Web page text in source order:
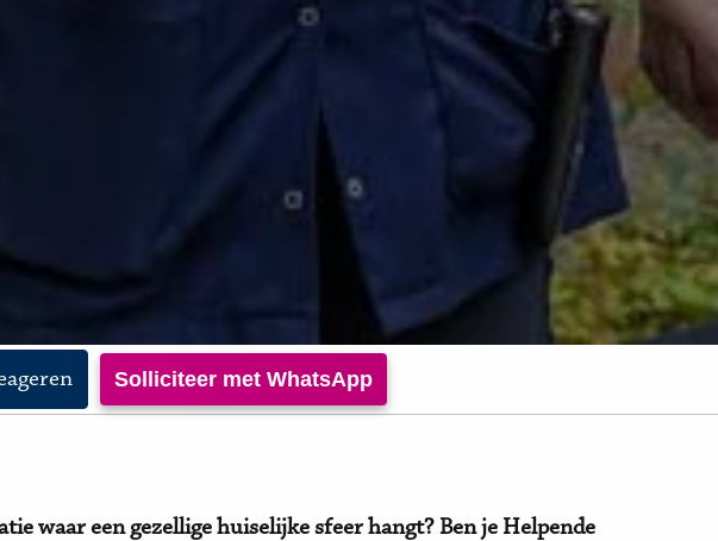
Solliciteer met WhatsApp
waar een gezellige huiselijke sfeer hangt? Ben je Helpende